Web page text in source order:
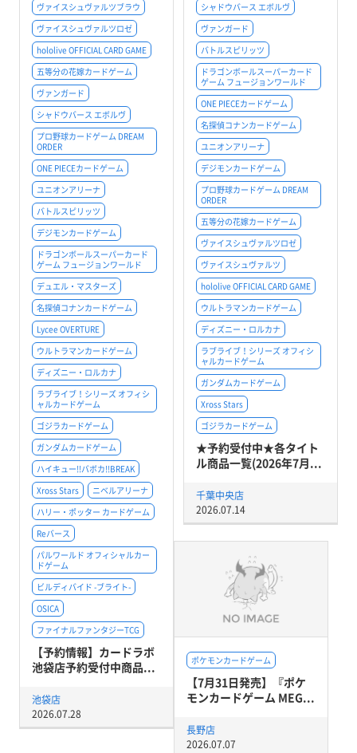
ヴァイスシュヴァルツブラウ
ヴァイスシュヴァルツロゼ
hololive OFFICIAL CARD GAME
五等分の花嫁カードゲーム
ヴァンガード
シャドウバース エボルヴ
プロ野球カードゲーム DREAM
ORDER
ONE PIECEカードゲーム
ユニオンアリーナ
バトルスピリッツ
デジモンカードゲーム
ドラゴンボールスーパーカード
ゲーム フュージョンワールド
デュエル・マスターズ
名探偵コナンカードゲーム
Lycee OVERTURE
ウルトラマンカードゲーム
ディズニー・ロルカナ
ラブライブ！シリーズ オフィシ
ャルカードゲーム
ゴジラカードゲーム
ガンダムカードゲーム
ハイキュー!!バボカ!!BREAK
Xross Stars
ニベルアリーナ
ハリー・ポッター カードゲーム
Reバース
パルワールド オフィシャルカー
ドゲーム
ビルディバイド -ブライト-
OSICA
ファイナルファンタジーTCG
【予約情報】カードラボ
池袋店予約受付中商品...
池袋店
2026.07.28
シャドウバース エボルヴ
ヴァンガード
バトルスピリッツ
ドラゴンボールスーパーカード
ゲーム フュージョンワールド
ONE PIECEカードゲーム
名探偵コナンカードゲーム
ユニオンアリーナ
デジモンカードゲーム
プロ野球カードゲーム DREAM
ORDER
五等分の花嫁カードゲーム
ヴァイスシュヴァルツロゼ
ヴァイスシュヴァルツ
hololive OFFICIAL CARD GAME
ウルトラマンカードゲーム
ディズニー・ロルカナ
ラブライブ！シリーズ オフィシ
ャルカードゲーム
ガンダムカードゲーム
Xross Stars
ゴジラカードゲーム
★予約受付中★各タイト
ル商品一覧(2026年7月...
千葉中央店
2026.07.14
ポケモンカードゲーム
【7月31日発売】『ポケ
モンカードゲーム MEG...
長野店
2026.07.07